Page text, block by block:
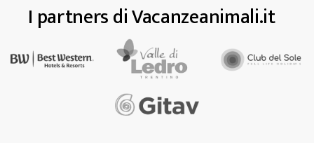
I partners di Vacanzeanimali.it